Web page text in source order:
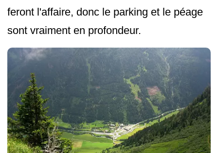
feront l'affaire, donc le parking et le péage
sont vraiment en profondeur.